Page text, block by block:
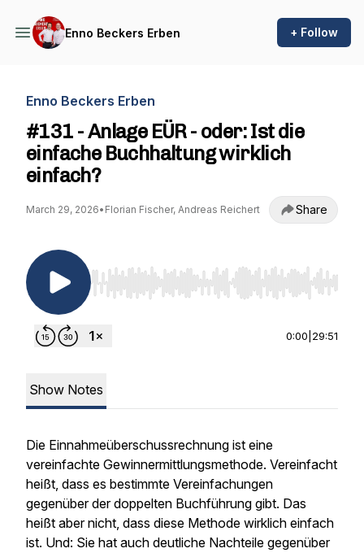
Enno Beckers Erben + Follow
Enno Beckers Erben
#131 - Anlage EÜR - oder: Ist die
einfache Buchhaltung wirklich
einfach?
March 29, 2026• Florian Fischer, Andreas Reichert Share
Use Left/Right to seek, Home/End to jump to
0:00 29:51
Show Notes
Die Einnahmeüberschussrechnung ist eine
vereinfachte Gewinnermittlungsmethode. Vereinfacht
heißt, dass es bestimmte Vereinfachungen
gegenüber der doppelten Buchführung gibt. Das
heißt aber nicht, dass diese Methode wirklich einfach
ist. Und: Sie hat auch deutliche Nachteile gegenüber